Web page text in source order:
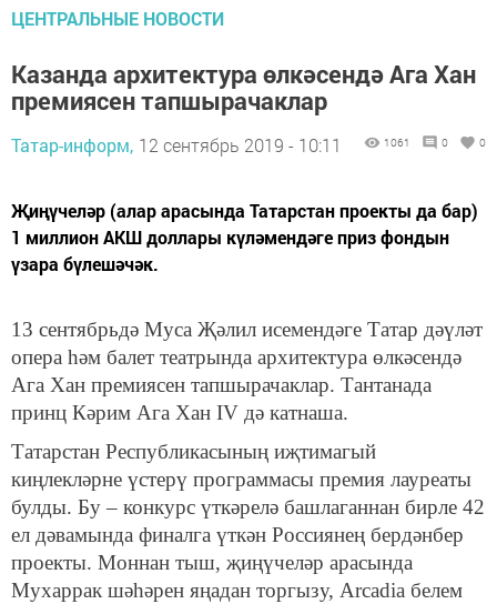
ЦЕНТРАЛЬНЫЕ НОВОСТИ
Казанда архитектура өлкәсендә Ага Хан
премиясен тапшырачаклар
Татар-информ, 12 сентябрь 2019 - 10:11 1061 0 0
Җиңүчеләр (алар арасында Татарстан проекты да бар)
1 миллион АКШ доллары күләмендәге приз фондын
үзара бүлешәчәк.
13 сентябрьдә Муса Җәлил исемендәге Татар дәүләт
опера һәм балет театрында архитектура өлкәсендә
Ага Хан премиясен тапшырачаклар. Тантанада
принц Кәрим Ага Хан IV дә катнаша.
Татарстан Республикасының иҗтимагый
киңлекләрне үстерү программасы премия лауреаты
булды. Бу – конкурс үткәрелә башлаганнан бирле 42
ел дәвамында финалга үткән Россиянең бердәнбер
проекты. Моннан тыш, җиңүчеләр арасында
Мухаррак шәһәрен яңадан торгызу, Arcadia белем